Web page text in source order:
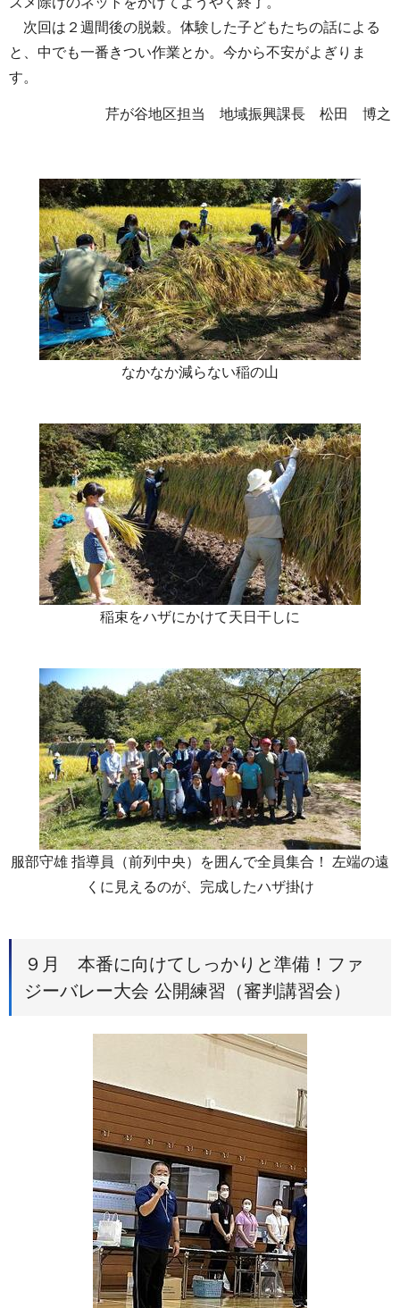
次回は２週間後の脱穀。体験した子どもたちの話による
と、中でも一番きつい作業とか。今から不安がよぎりま
す。
芹が谷地区担当 地域振興課長 松田 博之
なかなか減らない稲の山
稲束をハザにかけて天日干しに
服部守雄 指導員（前列中央）を囲んで全員集合！ 左端の遠
くに見えるのが、完成したハザ掛け
９月 本番に向けてしっかりと準備！ファ
ジーバレー大会 公開練習（審判講習会）